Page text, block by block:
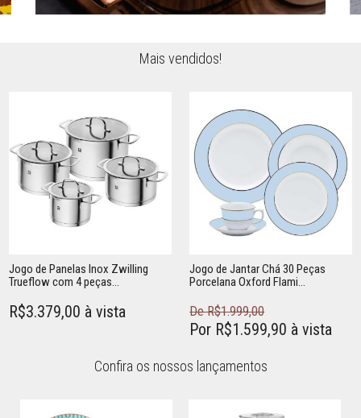
Mais vendidos!
Jogo de Panelas Inox Zwilling
Trueflow com 4 peças...
R$3.379,00 à vista
Jogo de Jantar Chá 30 Peças
Porcelana Oxford Flami...
De R$1.999,00
Por R$1.599,90 à vista
Confira os nossos lançamentos